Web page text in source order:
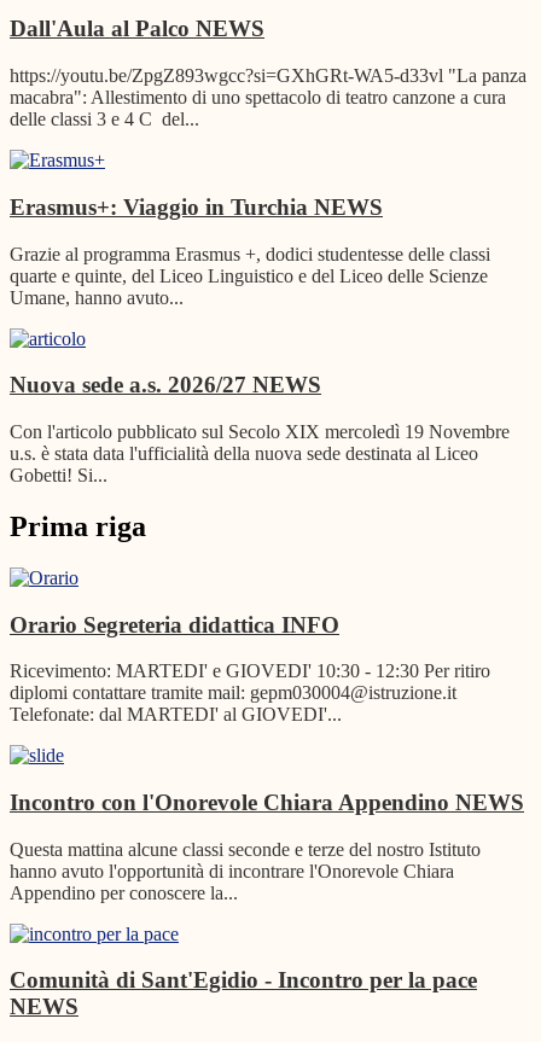
Dall'Aula al Palco NEWS
https://youtu.be/ZpgZ893wgcc?si=GXhGRt-WA5-d33vl "La panza
macabra": Allestimento di uno spettacolo di teatro canzone a cura
delle classi 3 e 4 C del...
Erasmus+: Viaggio in Turchia NEWS
Grazie al programma Erasmus +, dodici studentesse delle classi
quarte e quinte, del Liceo Linguistico e del Liceo delle Scienze
Umane, hanno avuto...
Nuova sede a.s. 2026/27 NEWS
Con l'articolo pubblicato sul Secolo XIX mercoledì 19 Novembre
u.s. è stata data l'ufficialità della nuova sede destinata al Liceo
Gobetti! Si...
Prima riga
Orario Segreteria didattica INFO
Ricevimento: MARTEDI' e GIOVEDI' 10:30 - 12:30 Per ritiro
diplomi contattare tramite mail: gepm030004@istruzione.it
Telefonate: dal MARTEDI' al GIOVEDI'...
Incontro con l'Onorevole Chiara Appendino NEWS
Questa mattina alcune classi seconde e terze del nostro Istituto
hanno avuto l'opportunità di incontrare l'Onorevole Chiara
Appendino per conoscere la...
Comunità di Sant'Egidio - Incontro per la pace
NEWS